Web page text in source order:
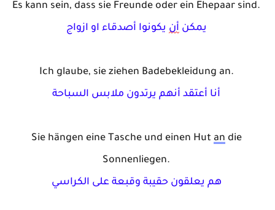
Es kann sein, dass sie Freunde oder ein Ehepaar sind.
يمكن أن يكونوا أصدقاء او ازواج
Ich glaube, sie ziehen Badebekleidung an.
أنا أعتقد أنهم يرتدون ملابس السباحة
Sie hängen eine Tasche und einen Hut an die
Sonnenliegen.
هم يعلقون حقيبة وقبعة على الكراسي